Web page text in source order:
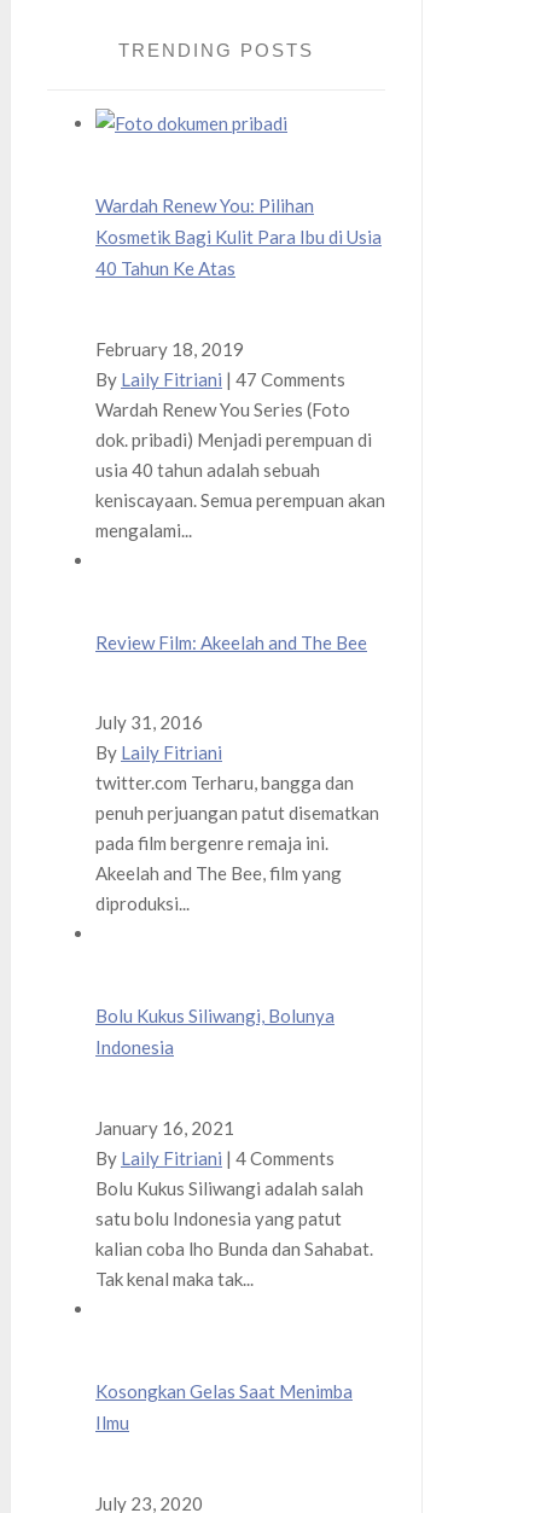
TRENDING POSTS
Wardah Renew You: Pilihan
Kosmetik Bagi Kulit Para Ibu di Usia
40 Tahun Ke Atas
February 18, 2019
By Laily Fitriani | 47 Comments
Wardah Renew You Series (Foto
dok. pribadi) Menjadi perempuan di
usia 40 tahun adalah sebuah
keniscayaan. Semua perempuan akan
mengalami...
Review Film: Akeelah and The Bee
July 31, 2016
By Laily Fitriani
twitter.com Terharu, bangga dan
penuh perjuangan patut disematkan
pada film bergenre remaja ini.
Akeelah and The Bee, film yang
diproduksi...
Bolu Kukus Siliwangi, Bolunya
Indonesia
January 16, 2021
By Laily Fitriani | 4 Comments
Bolu Kukus Siliwangi adalah salah
satu bolu Indonesia yang patut
kalian coba lho Bunda dan Sahabat.
Tak kenal maka tak...
Kosongkan Gelas Saat Menimba
Ilmu
July 23, 2020